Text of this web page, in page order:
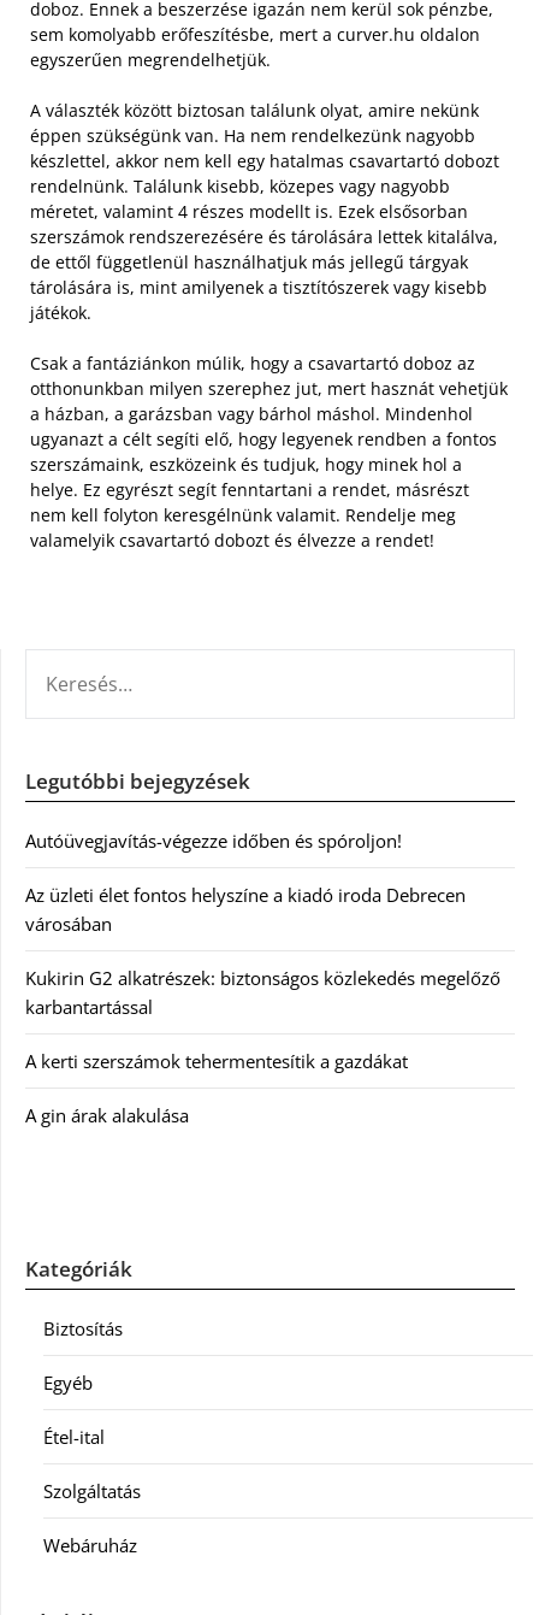
doboz. Ennek a beszerzése igazán nem kerül sok pénzbe,
sem komolyabb erőfeszítésbe, mert a curver.hu oldalon
egyszerűen megrendelhetjük.
A választék között biztosan találunk olyat, amire nekünk
éppen szükségünk van. Ha nem rendelkezünk nagyobb
készlettel, akkor nem kell egy hatalmas csavartartó dobozt
rendelnünk. Találunk kisebb, közepes vagy nagyobb
méretet, valamint 4 részes modellt is. Ezek elsősorban
szerszámok rendszerezésére és tárolására lettek kitalálva,
de ettől függetlenül használhatjuk más jellegű tárgyak
tárolására is, mint amilyenek a tisztítószerek vagy kisebb
játékok.
Csak a fantáziánkon múlik, hogy a csavartartó doboz az
otthonunkban milyen szerephez jut, mert hasznát vehetjük
a házban, a garázsban vagy bárhol máshol. Mindenhol
ugyanazt a célt segíti elő, hogy legyenek rendben a fontos
szerszámaink, eszközeink és tudjuk, hogy minek hol a
helye. Ez egyrészt segít fenntartani a rendet, másrészt
nem kell folyton keresgélnünk valamit. Rendelje meg
valamelyik csavartartó dobozt és élvezze a rendet!
Legutóbbi bejegyzések
Autóüvegjavítás-végezze időben és spóroljon!
Az üzleti élet fontos helyszíne a kiadó iroda Debrecen
városában
Kukirin G2 alkatrészek: biztonságos közlekedés megelőző
karbantartással
A kerti szerszámok tehermentesítik a gazdákat
A gin árak alakulása
Kategóriák
Biztosítás
Egyéb
Étel-ital
Szolgáltatás
Webáruház